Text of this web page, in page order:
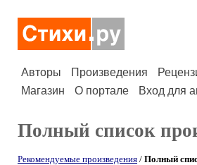
Авторы Произведения
Магазин
О портале Вход для
Полный список
Рекомендуемые произведения / Полный